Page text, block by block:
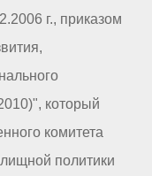
г., приказом
который
комитета
политики